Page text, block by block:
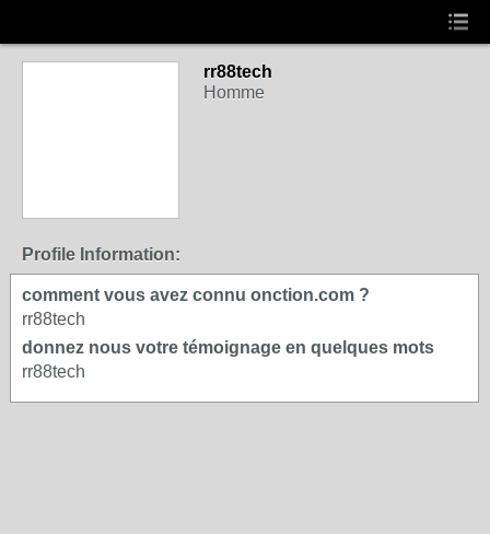
rr88tech
Homme
Profile Information:
comment vous avez connu onction.com ?
rr88tech
donnez nous votre témoignage en quelques mots
rr88tech